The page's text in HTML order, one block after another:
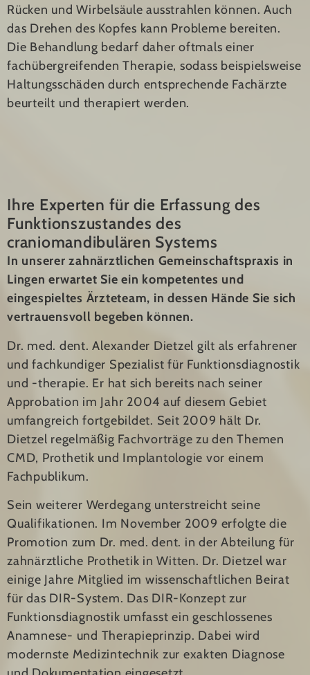
Rücken und Wirbelsäule ausstrahlen können. Auch
das Drehen des Kopfes kann Probleme bereiten.
Die Behandlung bedarf daher oftmals einer
fachübergreifenden Therapie, sodass beispielsweise
Haltungsschäden durch entsprechende Fachärzte
beurteilt und therapiert werden.
Ihre Experten für die Erfassung des
Funktionszustandes des
craniomandibulären Systems
In unserer zahnärztlichen Gemeinschaftspraxis in
Lingen erwartet Sie ein kompetentes und
eingespieltes Ärzteteam, in dessen Hände Sie sich
vertrauensvoll begeben können.
Dr. med. dent. Alexander Dietzel gilt als erfahrener
und fachkundiger Spezialist für Funktionsdiagnostik
und ‑therapie. Er hat sich bereits nach seiner
Approbation im Jahr 2004 auf diesem Gebiet
umfangreich fortgebildet. Seit 2009 hält Dr.
Dietzel regelmäßig Fachvorträge zu den Themen
CMD, Prothetik und Implantologie vor einem
Fachpublikum.
Sein weiterer Werdegang unterstreicht seine
Qualifikationen. Im November 2009 erfolgte die
Promotion zum Dr. med. dent. in der Abteilung für
zahnärztliche Prothetik in Witten. Dr. Dietzel war
einige Jahre Mitglied im wissenschaftlichen Beirat
für das DIR-System. Das DIR-Konzept zur
Funktionsdiagnostik umfasst ein geschlossenes
Anamnese‑ und Therapieprinzip. Dabei wird
modernste Medizintechnik zur exakten Diagnose